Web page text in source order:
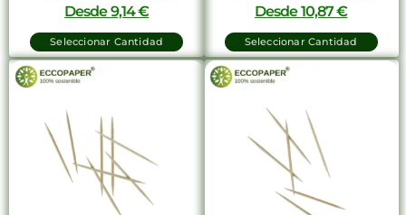
Desde9,14€
Seleccionar Cantidad
Desde10,87€
Seleccionar Cantidad